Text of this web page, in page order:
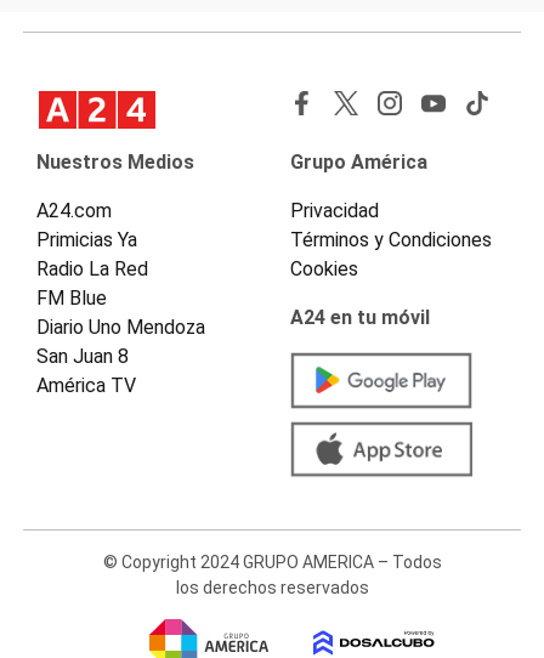
Nuestros Medios
A24.com
Primicias Ya
Radio La Red
FM Blue
Diario Uno Mendoza
San Juan 8
América TV
Grupo América
Privacidad
Términos y Condiciones
Cookies
A24 en tu móvil
© Copyright 2024 GRUPO AMERICA – Todos
los derechos reservados